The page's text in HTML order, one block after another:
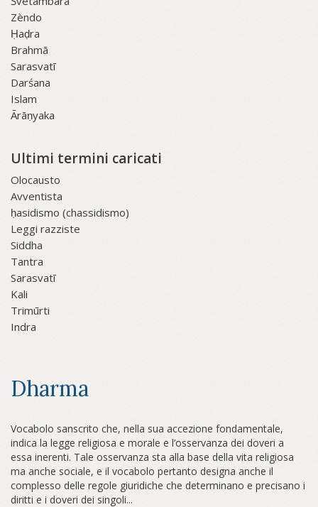
Zèndo
Ḥaḍra
Brahmā
Sarasvatī
Darśana
Islam
Ārāṇyaka
Ultimi termini caricati
Olocausto
Avventista
ḥasidismo (chassidismo)
Leggi razziste
Siddha
Tantra
Sarasvatī
Kali
Trimūrti
Indra
Dharma
Vocabolo sanscrito che, nella sua accezione fondamentale,
indica la legge religiosa e morale e l’osservanza dei doveri a
essa inerenti. Tale osservanza sta alla base della vita religiosa
ma anche sociale, e il vocabolo pertanto designa anche il
complesso delle regole giuridiche che determinano e precisano i
diritti e i doveri dei singoli...